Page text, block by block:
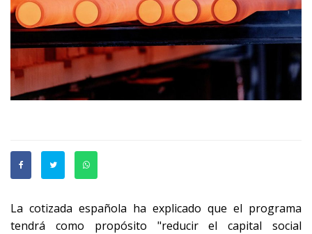
La cotizada española ha explicado que el programa
tendrá como propósito "reducir el capital social